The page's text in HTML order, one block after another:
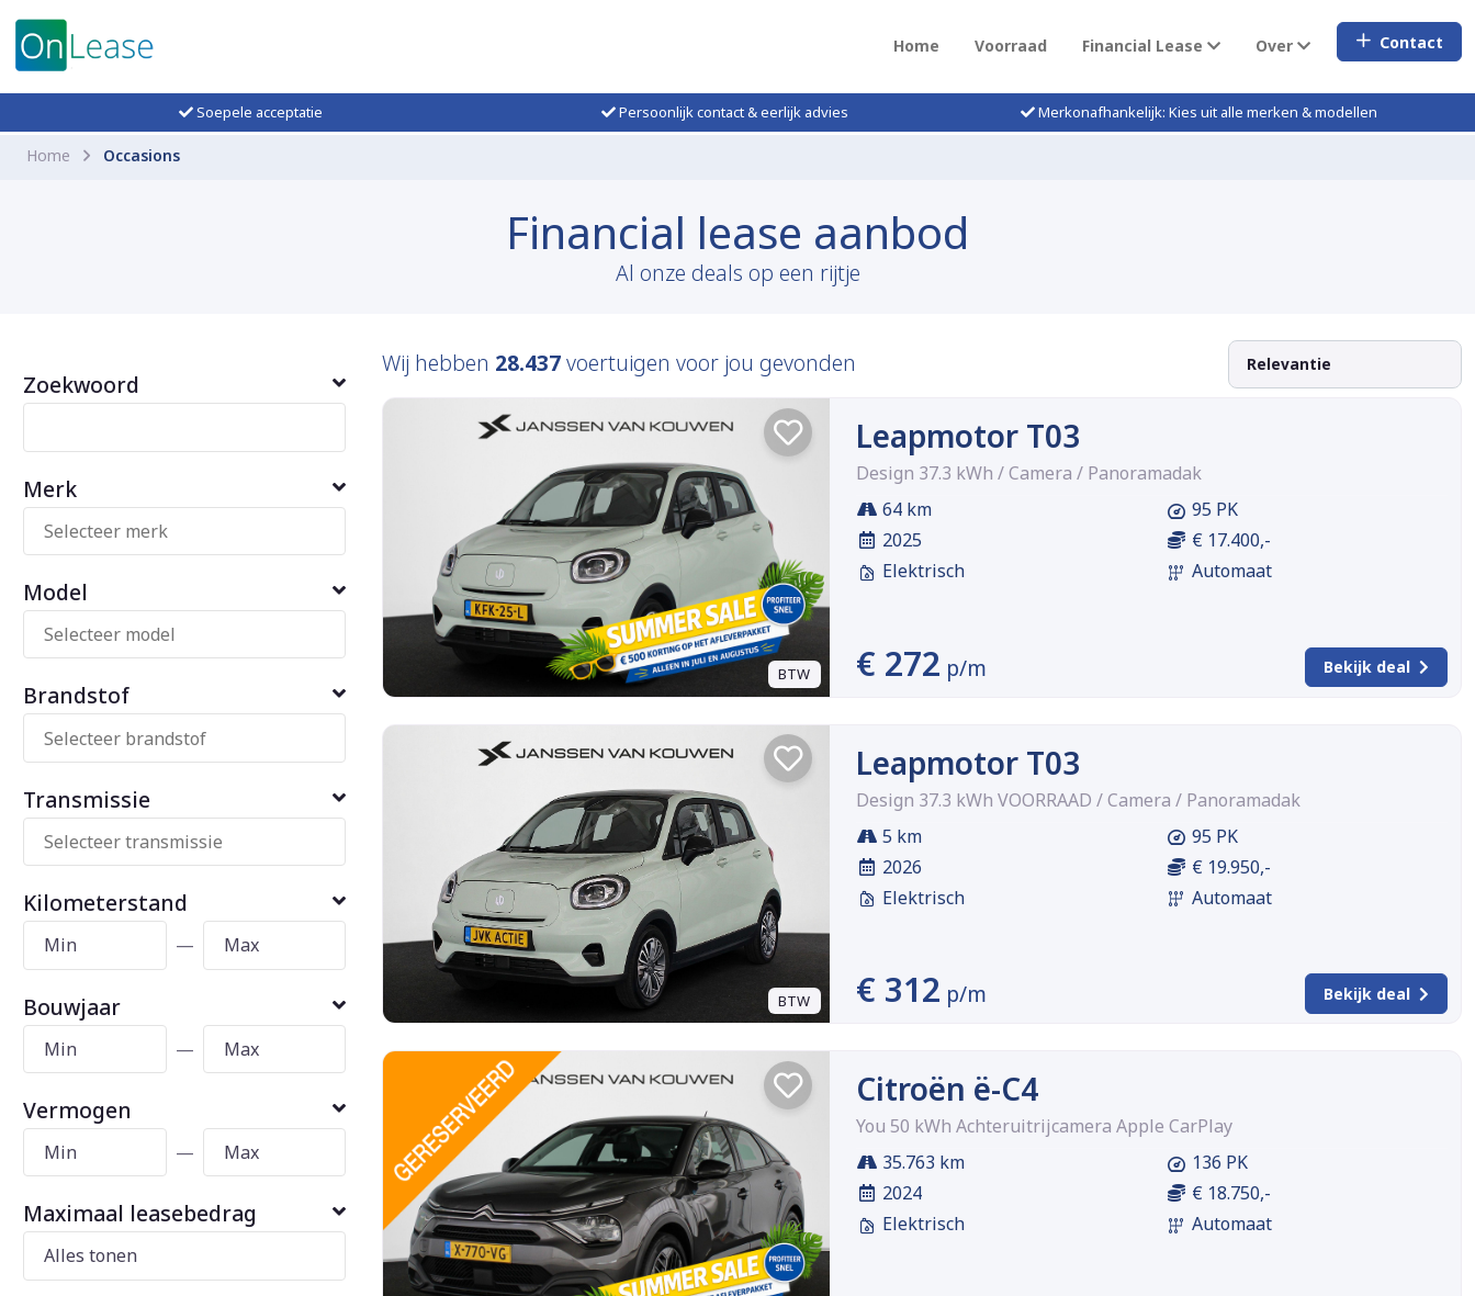
Home Voorraad Financial Lease Over Contact
Soepele acceptatie Persoonlijk contact & eerlijk advies Merkonafhankelijk: Kies uit alle merken & modellen
Home Occasions
Financial lease aanbod
Al onze deals op een rijtje
Zoekwoord
Merk
Model
Brandstof
Transmissie
Kilometerstand
—
Bouwjaar
—
Vermogen
—
Maximaal leasebedrag
Wij hebben 28.437voertuigen voor jou gevonden
BTW
Leapmotor T03
Design 37.3 kWh / Camera / Panoramadak
64 km
2025
Elektrisch
95 PK
€ 17.400,-
Automaat
€ 272 p/m Bekijk deal
BTW
Leapmotor T03
Design 37.3 kWh VOORRAAD / Camera / Panoramadak
5 km
2026
Elektrisch
95 PK
€ 19.950,-
Automaat
€ 312 p/m Bekijk deal
Citroën ë-C4
You 50 kWh Achteruitrijcamera Apple CarPlay
35.763 km
2024
Elektrisch
136 PK
€ 18.750,-
Automaat